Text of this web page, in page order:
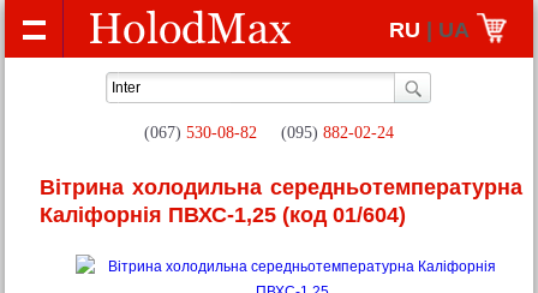
RU | UA
(067) 530-08-82 (095) 882-02-24
Вітрина холодильна середньотемпературна
Каліфорнія ПВХС-1,25 (код 01/604)